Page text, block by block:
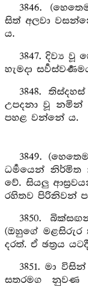
3846.
සිත් අලවා
ය.
3847. දිව්‍ය
හැමදා
3848.
උපදනා වූ නමින්
පහළ වන්නේ ය.
3849.
ධර්‍මයෙන්
වේ. සියලු
රහිතව පිරිනිවන්
3850.
(ඔහුගේ මළසිරුර
දරත්. ඒ ඡත්‍රය
3851. මා
සතරමග නුවණ